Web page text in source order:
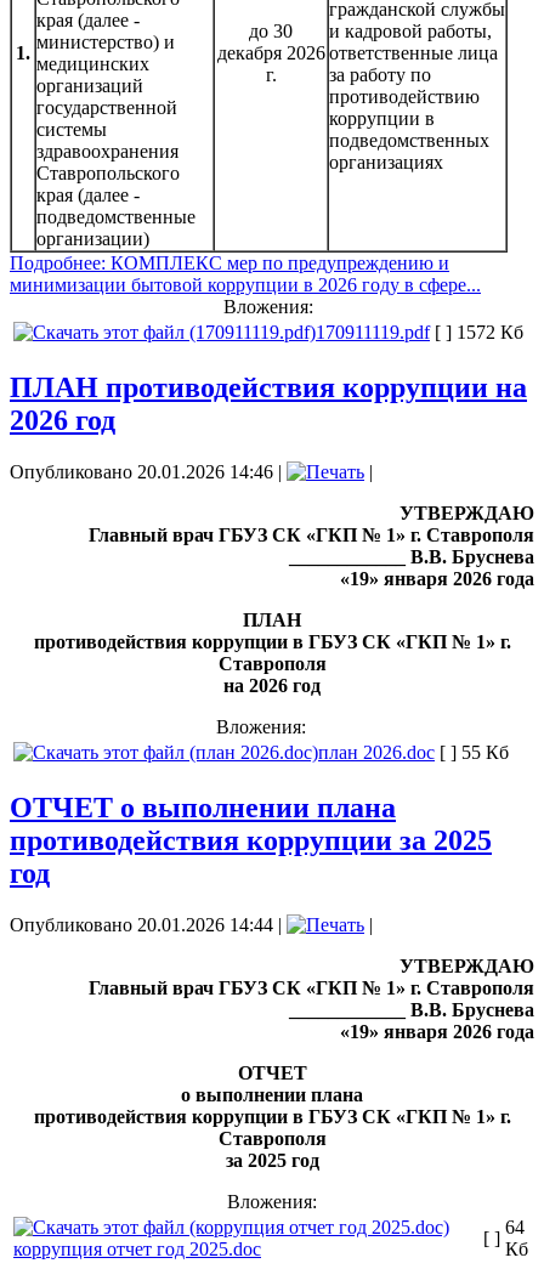
1.
края (далее -
министерство) и
медицинских
организаций
государственной
системы
здравоохранения
Ставропольского
края (далее -
подведомственные
организации)
до 30
декабря 2026
г.
гражданской службы
и кадровой работы,
ответственные лица
за работу по
противодействию
коррупции в
подведомственных
организациях
Подробнее: КОМПЛЕКС мер по предупреждению и
минимизации бытовой коррупции в 2026 году в сфере...
Вложения:
170911119.pdf [ ] 1572 Кб
ПЛАН противодействия коррупции на
2026 год
Опубликовано 20.01.2026 14:46 |
|
УТВЕРЖДАЮ
Главный врач ГБУЗ СК «ГКП № 1» г. Ставрополя
____________ В.В. Бруснева
«19» января 2026 года
ПЛАН
противодействия коррупции в ГБУЗ СК «ГКП № 1» г.
Ставрополя
на 2026 год
Вложения:
план 2026.doc [ ] 55 Кб
ОТЧЕТ о выполнении плана
противодействия коррупции за 2025
год
Опубликовано 20.01.2026 14:44 |
|
УТВЕРЖДАЮ
Главный врач ГБУЗ СК «ГКП № 1» г. Ставрополя
____________ В.В. Бруснева
«19» января 2026 года
ОТЧЕТ
о выполнении плана
противодействия коррупции в ГБУЗ СК «ГКП № 1» г.
Ставрополя
за 2025 год
Вложения:
коррупция отчет год 2025.doc
[ ]
64
Кб